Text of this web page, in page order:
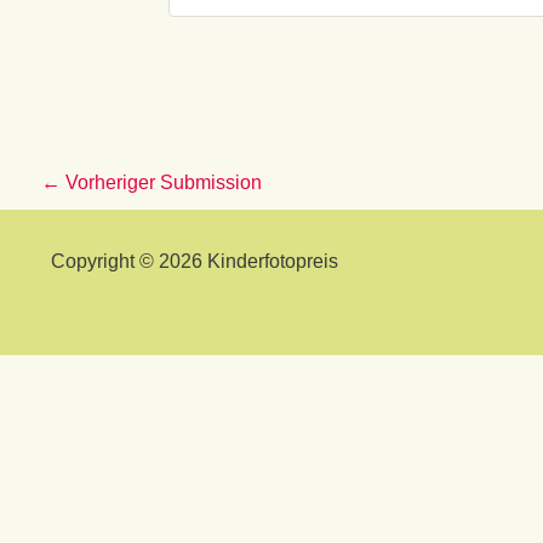
← Vorheriger Submission
Copyright © 2026 Kinderfotopreis